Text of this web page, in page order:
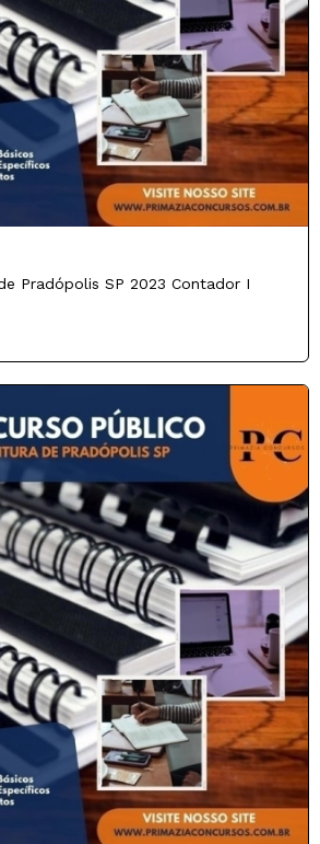
Pradópolis SP 2023 Contador I